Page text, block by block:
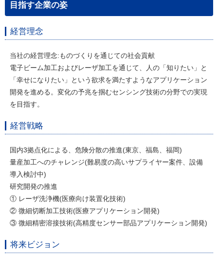
目指す企業の姿
経営理念
当社の経営理念:ものづくりを通じての社会貢献
電子ビーム加工およびレーザ加工を通じて、人の「知りたい」と
「幸せになりたい」という欲求を満たすようなアプリケーション
開発を進める。変化の予兆を掴むセンシング技術の分野での実現
を目指す。
経営戦略
国内3拠点化による、危険分散の推進(東京、福島、福岡)
量産加工へのチャレンジ(難易度の高いサプライヤー案件、設備
導入検討中)
研究開発の推進
① レーザ洗浄機(医療向け装置化技術)
② 微細切断加工技術(医療アプリケーション開発)
③ 微細精密溶接技術(高精度センサー部品アプリケーション開発)
将来ビジョン